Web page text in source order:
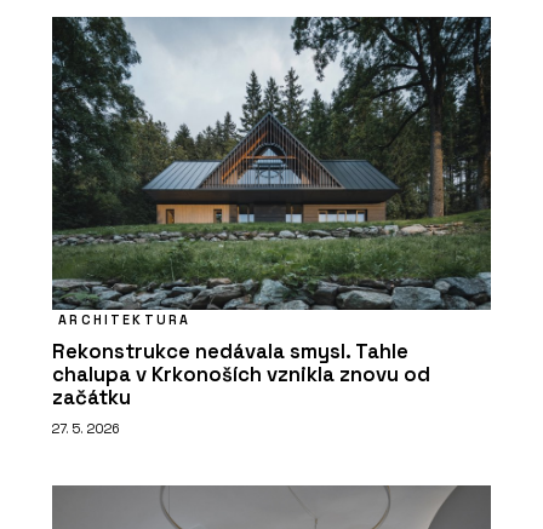
ARCHITEKTURA
Rekonstrukce nedávala smysl. Tahle
chalupa v Krkonoších vznikla znovu od
začátku
27. 5. 2026